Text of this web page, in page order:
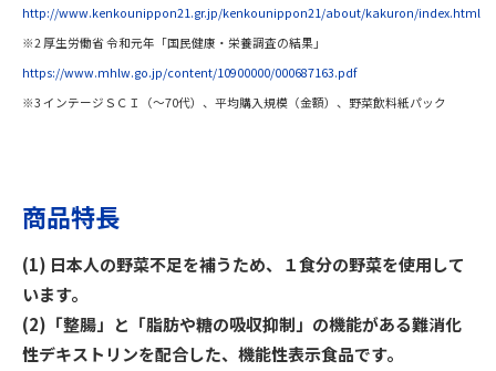
http://www.kenkounippon21.gr.jp/kenkounippon21/about/kakuron/index.html
※2 厚生労働省 令和元年「国民健康・栄養調査の結果」
https://www.mhlw.go.jp/content/10900000/000687163.pdf
※3 インテージＳＣＩ（～70代）、平均購入規模（金額）、野菜飲料紙パック
商品特長
(1) 日本人の野菜不足を補うため、１食分の野菜を使用して
います。
(2)「整腸」と「脂肪や糖の吸収抑制」の機能がある難消化
性デキストリンを配合した、機能性表示食品です。